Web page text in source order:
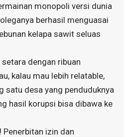
monopoli versi dunia
berhasil menguasai
kelapa sawit seluas
dengan ribuan
kalau mau lebih relatable,
satu desa yang penduduknya
hasil korupsi bisa dibawa ke
Penerbitan izin dan